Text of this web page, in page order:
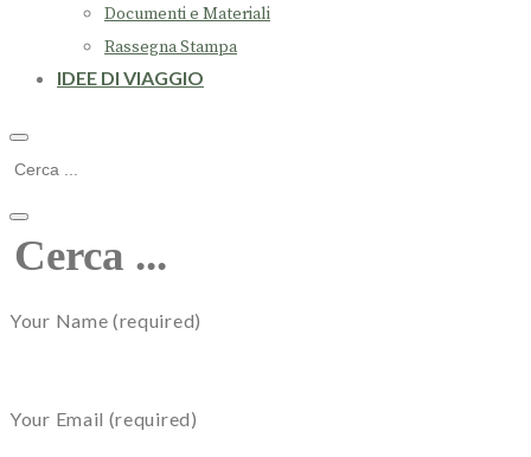
Documenti e Materiali
Rassegna Stampa
IDEE DI VIAGGIO
Your Name (required)
Your Email (required)